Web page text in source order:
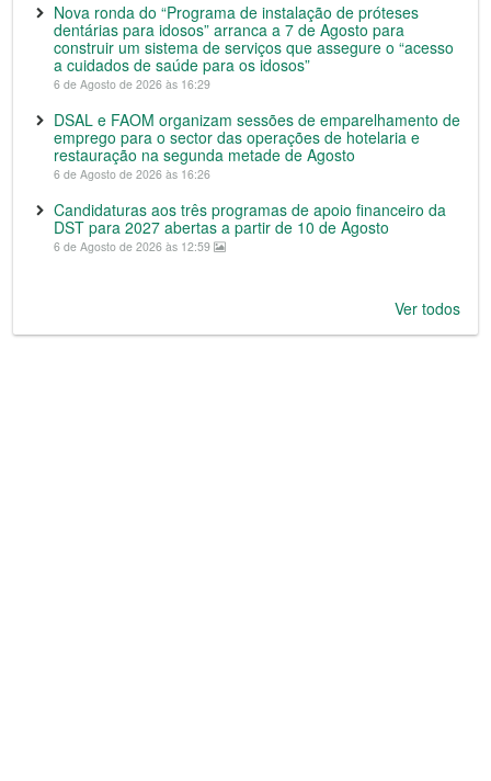
Nova ronda do “Programa de instalação de próteses
dentárias para idosos” arranca a 7 de Agosto para
construir um sistema de serviços que assegure o “acesso
a cuidados de saúde para os idosos”
6 de Agosto de 2026 às 16:29
DSAL e FAOM organizam sessões de emparelhamento de
emprego para o sector das operações de hotelaria e
restauração na segunda metade de Agosto
6 de Agosto de 2026 às 16:26
Candidaturas aos três programas de apoio financeiro da
DST para 2027 abertas a partir de 10 de Agosto
6 de Agosto de 2026 às 12:59
Ver todos